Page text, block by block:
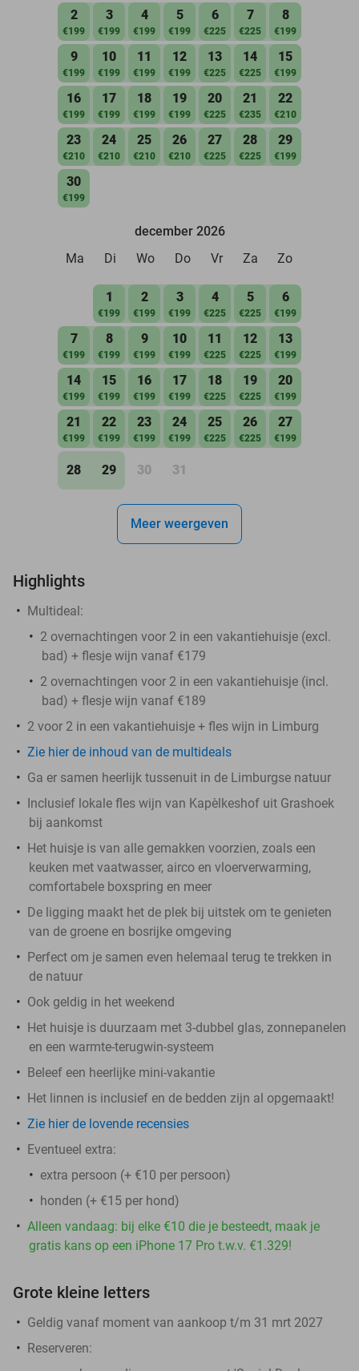
2
€199
3
€199
4
€199
5
€199
6
€225
7
€225
8
€199
9
€199
10
€199
11
€199
12
€199
13
€225
14
€225
15
€199
16
€199
17
€199
18
€199
19
€199
20
€225
21
€235
22
€210
23
€210
24
€210
25
€210
26
€210
27
€225
28
€225
29
€199
30
€199
december 2026
Ma
Di Wo Do Vr Za Zo
1
€199
2
€199
3
€199
4
€225
5
€225
6
€199
7
€199
8
€199
9
€199
10
€199
11
€225
12
€225
13
€199
14
€199
15
€199
16
€199
17
€199
18
€225
19
€225
20
€199
21
€199
22
€199
23
€199
24
€199
25
€225
26
€225
27
€199
28 29 30 31
Meer weergeven
Highlights
Multideal:
2 overnachtingen voor 2 in een vakantiehuisje (excl.
bad) + flesje wijn vanaf €179
2 overnachtingen voor 2 in een vakantiehuisje (incl.
bad) + flesje wijn vanaf €189
2 voor 2 in een vakantiehuisje + fles wijn in Limburg
Zie hier de inhoud van de multideals
Ga er samen heerlijk tussenuit in de Limburgse natuur
Inclusief lokale fles wijn van Kapèlkeshof uit Grashoek
bij aankomst
Het huisje is van alle gemakken voorzien, zoals een
keuken met vaatwasser, airco en vloerverwarming,
comfortabele boxspring en meer
De ligging maakt het de plek bij uitstek om te genieten
van de groene en bosrijke omgeving
Perfect om je samen even helemaal terug te trekken in
de natuur
Ook geldig in het weekend
Het huisje is duurzaam met 3-dubbel glas, zonnepanelen
en een warmte-terugwin-systeem
Beleef een heerlijke mini-vakantie
Het linnen is inclusief en de bedden zijn al opgemaakt!
Zie hier de lovende recensies
Eventueel extra:
extra persoon (+ €10 per persoon)
honden (+ €15 per hond)
Alleen vandaag: bij elke €10 die je besteedt, maak je
gratis kans op een iPhone 17 Pro t.w.v. €1.329!
Grote kleine letters
Geldig vanaf moment van aankoop t/m 31 mrt 2027
Reserveren: